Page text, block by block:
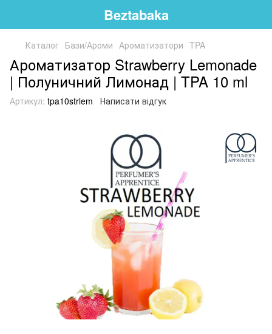
Beztabaka
Каталог Бази/Ароми Ароматизатори TPA
Ароматизатор Strawberry Lemonade
| Полуничний Лимонад | TPA 10 ml
Артикул: tpa10strlem Написати відгук